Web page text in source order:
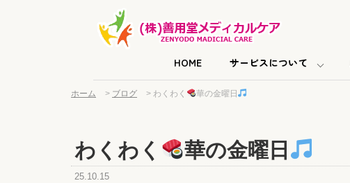
HOME サービスについて
ホーム > ブログ > わくわく 華の金曜日
わくわく 華の金曜日
25.10.15